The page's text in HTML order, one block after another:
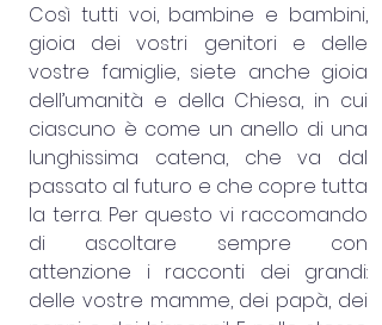
Così tutti voi, bambine e bambini,
gioia dei vostri genitori e delle
vostre famiglie, siete anche gioia
dell’umanità e della Chiesa, in cui
ciascuno è come un anello di una
lunghissima catena, che va dal
passato al futuro e che copre tutta
la terra. Per questo vi raccomando
di ascoltare sempre con
attenzione i racconti dei grandi:
delle vostre mamme, dei papà, dei